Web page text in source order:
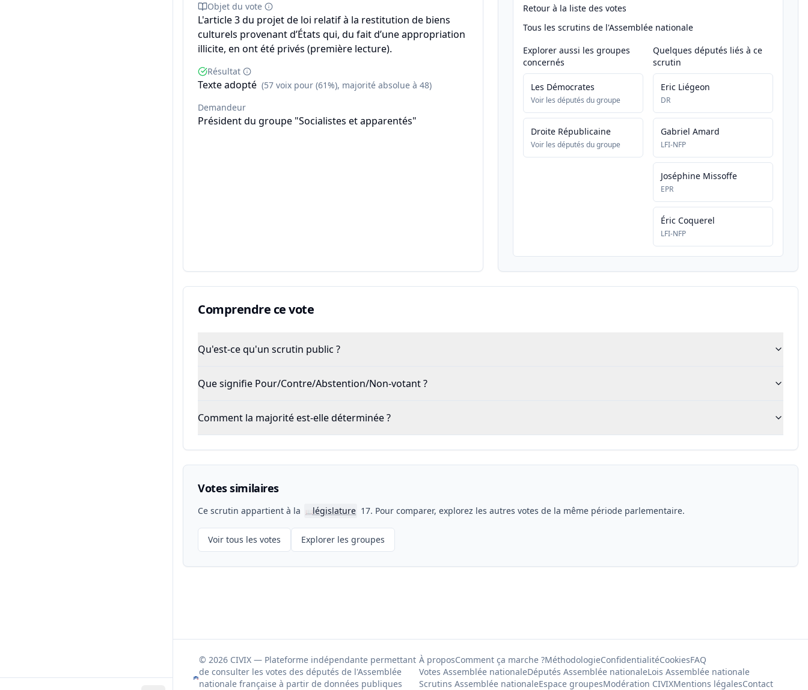
Objet du vote
L'article 3 du projet de loi relatif à la restitution de biens
culturels provenant d’États qui, du fait d’une appropriation
illicite, en ont été privés (première lecture).
Résultat
Texte adopté (57 voix pour (61%), majorité absolue à 48)
Demandeur
Président du groupe "Socialistes et apparentés"
Retour à la liste des votes
Tous les scrutins de l'Assemblée nationale
Explorer aussi les groupes
concernés
Les Démocrates
Voir les députés du groupe
Droite Républicaine
Voir les députés du groupe
Quelques députés liés à ce
scrutin
Eric Liégeon
DR
Gabriel Amard
LFI-NFP
Joséphine Missoffe
EPR
Éric Coquerel
LFI-NFP
Comprendre ce vote
Qu'est-ce qu'un scrutin public ?
Que signifie Pour/Contre/Abstention/Non-votant ?
Comment la majorité est-elle déterminée ?
Votes similaires
Ce scrutin appartient à la 📖législature 17. Pour comparer, explorez les autres votes de la même période parlementaire.
Voir tous les votes Explorer les groupes
© 2026 CIVIX — Plateforme indépendante permettant
de consulter les votes des députés de l'Assemblée
nationale française à partir de données publiques
À proposComment ça marche ?MéthodologieConfidentialitéCookiesFAQ
Votes Assemblée nationaleDéputés Assemblée nationaleLois Assemblée nationale
Scrutins Assemblée nationaleEspace groupesModération CIVIXMentions légalesContact